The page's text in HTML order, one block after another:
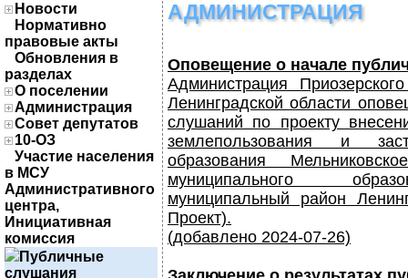
Новости
Нормативно
правовые акты
Обновления в
разделах
О поселении
Администрация
Совет депутатов
10-ОЗ
Участие населения
в МСУ
Административного
центра,
Инициативная
комиссия
Публичные
слушания
АДМИНИСТРАЦИЯ
Оповещение о начале
Администрация
Ленинградской области
слушаний по проекту
землепользования и
образования
муниципального
муниципальный район
Проект).
(добавлено 2024-07-26)